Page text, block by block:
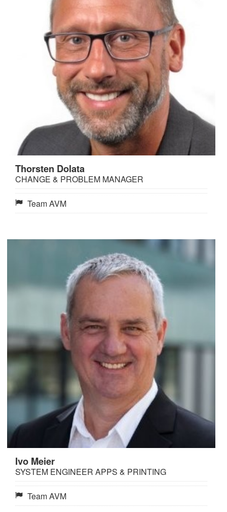
Thorsten Dolata
CHANGE & PROBLEM MANAGER
Team AVM
Ivo Meier
SYSTEM ENGINEER APPS & PRINTING
Team AVM